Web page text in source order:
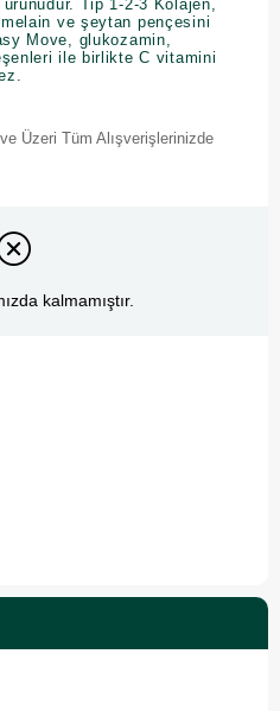
Tip 1-2-3 Kolajen,
ve şeytan pençesini
Move, glukozamin,
ile birlikte C vitamini
Üzeri Tüm Alışverişlerinizde
kalmamıştır.